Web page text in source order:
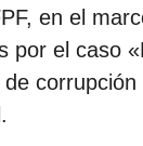
en el
por el caso
corrupción